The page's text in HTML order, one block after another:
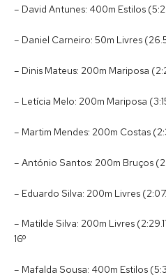
– David Antunes: 400m Estilos
– Daniel Carneiro: 50m Livres
– Dinis Mateus: 200m Mariposa
– Letícia Melo: 200m Mariposa
– Martim Mendes: 200m Costas
– António Santos: 200m Bruços
– Eduardo Silva: 200m Livres
– Matilde Silva: 200m Livres
16º
– Mafalda Sousa: 400m Estilos